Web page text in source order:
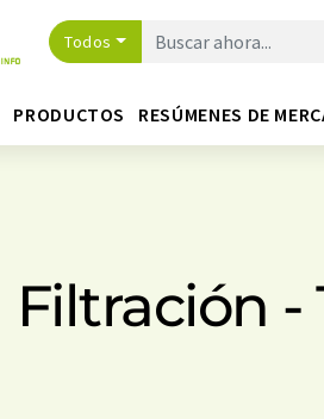
Todos
PRODUCTOS RESÚMENES DE
Filtración -